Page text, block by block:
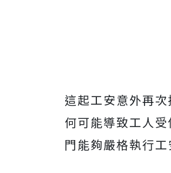
這起工安意外再
何可能導致工人
門能夠嚴格執行